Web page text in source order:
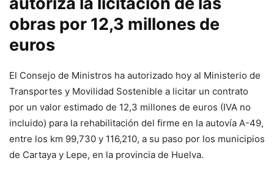
obras por 12,3 millones de
euros
El Consejo de Ministros ha autorizado hoy al Ministerio de
Transportes y Movilidad Sostenible a licitar un contrato
por un valor estimado de 12,3 millones de euros (IVA no
incluido) para la rehabilitación del firme en la autovía A-49,
entre los km 99,730 y 116,210, a su paso por los municipios
de Cartaya y Lepe, en la provincia de Huelva.